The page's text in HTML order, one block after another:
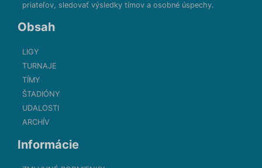
priateľov, sledovať výsledky tímov a osobné úspechy.
Obsah
LIGY
TURNAJE
TÍMY
ŠTADIÓNY
UDALOSTI
ARCHÍV
Informácie